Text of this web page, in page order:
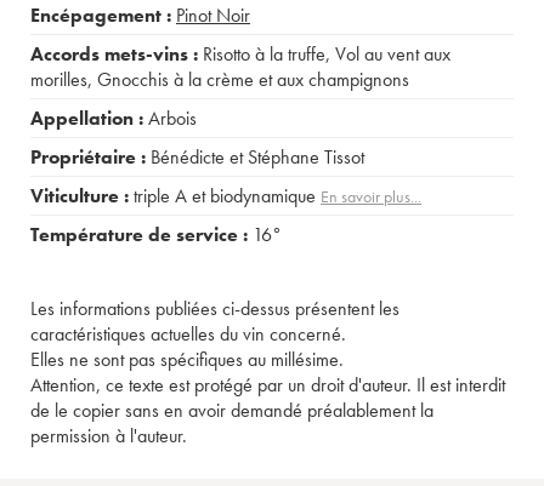
Encépagement : Pinot Noir
Accords mets-vins : Risotto à la truffe, Vol au vent aux
morilles, Gnocchis à la crème et aux champignons
Appellation :Arbois
Propriétaire : Bénédicte et Stéphane Tissot
Viticulture :triple A et biodynamique En savoir plus...
Température de service : 16°
Les informations publiées ci-dessus présentent les
caractéristiques actuelles du vin concerné.
Elles ne sont pas spécifiques au millésime.
Attention, ce texte est protégé par un droit d'auteur. Il est interdit
de le copier sans en avoir demandé préalablement la
permission à l'auteur.